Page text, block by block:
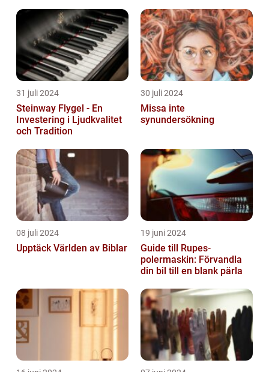
31 juli 2024
Steinway Flygel - En
Investering i Ljudkvalitet
och Tradition
30 juli 2024
Missa inte
synundersökning
08 juli 2024
Upptäck Världen av Biblar
19 juni 2024
Guide till Rupes-
polermaskin: Förvandla
din bil till en blank pärla